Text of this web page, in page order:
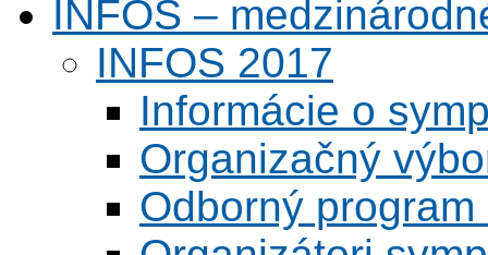
INFOS –
INFOS 2017
Informácie o
Organizačný
Odborný